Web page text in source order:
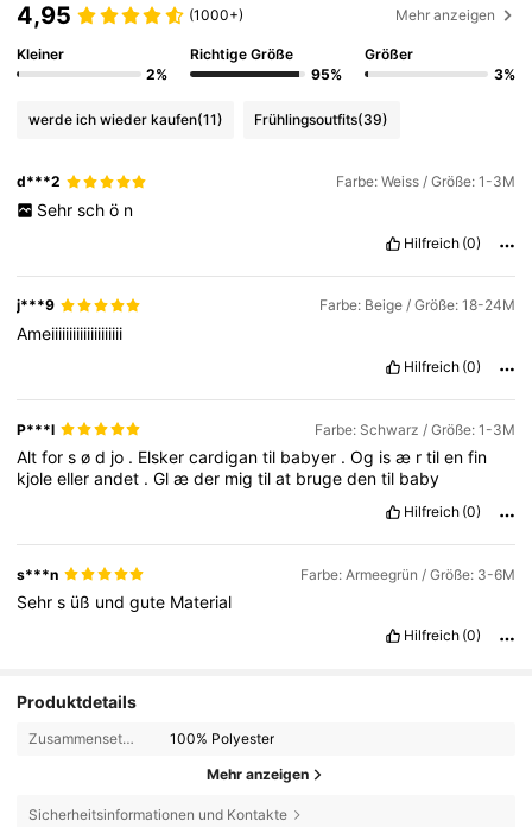
4,95 (1000+) Mehr anzeigen
Kleiner
2%
Richtige Größe
95%
Größer
3%
werde ich wieder kaufen(11) Frühlingsoutfits(39)
d***2 Farbe: Weiss / Größe: 1-3M
Sehr sch ö n
Hilfreich (0)
j***9 Farbe: Beige / Größe: 18-24M
Ameiiiiiiiiiiiiiiiiiiii
Hilfreich (0)
P***l Farbe: Schwarz / Größe: 1-3M
Altforsød jo . Elskercardigantil babyer .Og isæ rtilenfin
kjoleellerandet .Glæder migtilat brugedentil baby
Hilfreich (0)
s***n Farbe: Armeegrün / Größe: 3-6M
Sehrs üß undgute Material
Hilfreich (0)
Produktdetails
Zusammensetzung: 100% Polyester
Mehr anzeigen
Sicherheitsinformationen und Kontakte